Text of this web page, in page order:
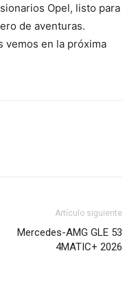
Opel, listo para
de aventuras.
vemos en la próxima
Artículo siguiente
Mercedes-AMG GLE 53
4MATIC+ 2026